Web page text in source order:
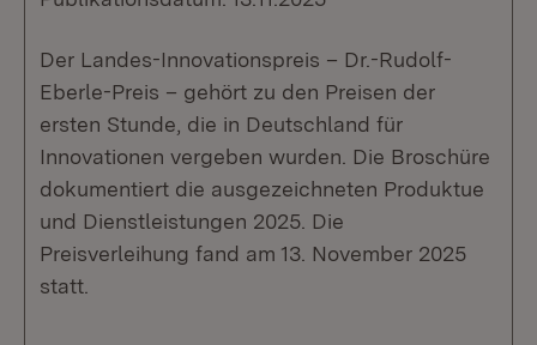
Der Landes-Innovationspreis – Dr.-Rudolf-
Eberle-Preis – gehört zu den Preisen der
ersten Stunde, die in Deutschland für
Innovationen vergeben wurden. Die Broschüre
dokumentiert die ausgezeichneten Produktue
und Dienstleistungen 2025. Die
Preisverleihung fand am 13. November 2025
statt.